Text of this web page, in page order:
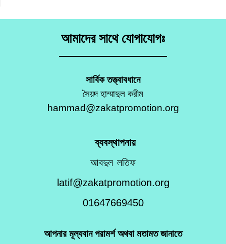
আমাদের সাথে যোগাযোগঃ
সার্বিক তত্ত্বাবধানে
সৈয়দ হাম্মাদুল করীম
hammad@zakatpromotion.org
ব্যবস্থাপনায়
আবদুল লতিফ
latif@zakatpromotion.org
01647669450
আপনার মূল্যবান পরামর্শ অথবা মতামত জানাতে